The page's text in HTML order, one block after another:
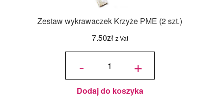
Zestaw wykrawaczek Krzyże PME (2 szt.)
7.50zł z Vat
-
ilość Zestaw
Krzyże PME
(2 szt.) +
Dodaj do koszyka